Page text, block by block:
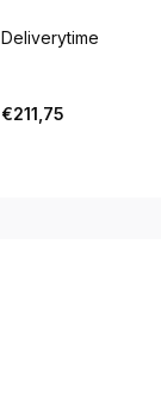
Deliverytime
€211,75